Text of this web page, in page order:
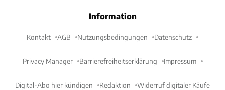
Information
Kontakt AGB Nutzungsbedingungen Datenschutz
Privacy Manager Barrierefreiheitserklärung Impressum
Digital-Abo hier kündigen Redaktion Widerruf digitaler Käufe